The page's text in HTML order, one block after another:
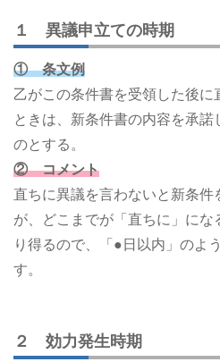
１ 異議申立ての時期
① 条文例
乙がこの条件書を受領した後
ときは、新条件書の内容を承
のとする。
② コメント
直ちに異議を言わないと新条
が、どこまでが「直ちに」に
り得るので、「●日以内」のよ
す。
２ 効力発生時期